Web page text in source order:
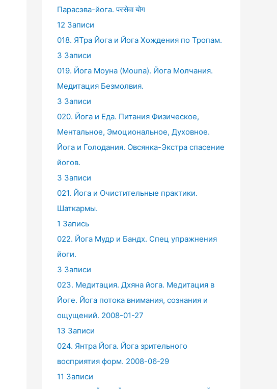
Парасэва-йога. परसेवा योग
12 Записи
018. ЯТра Йога и Йога Хождения по Тропам.
3 Записи
019. Йога Моуна (Mouna). Йога Молчания.
Медитация Безмолвия.
3 Записи
020. Йога и Еда. Питания Физическое,
Ментальное, Эмоциональное, Духовное.
Йога и Голодания. Овсянка-Экстра спасение
йогов.
3 Записи
021. Йога и Очистительные практики.
Шаткармы.
1 Запись
022. Йога Мудр и Бандх. Спец упражнения
йоги.
3 Записи
023. Медитация. Дхяна йога. Медитация в
Йоге. Йога потока внимания, сознания и
ощущений. 2008-01-27
13 Записи
024. Янтра Йога. Йога зрительного
восприятия форм. 2008-06-29
11 Записи